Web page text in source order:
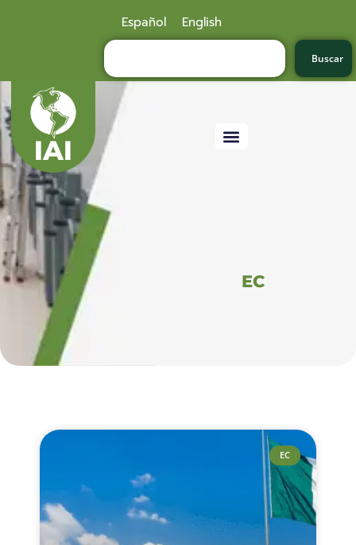
Español English
Buscar
EC
EC